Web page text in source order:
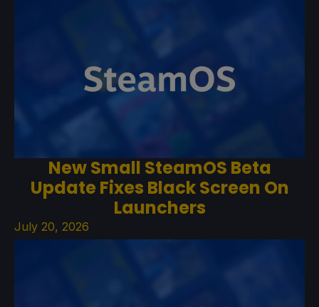
New Small SteamOS Beta
Update Fixes Black Screen On
Launchers
July 20, 2026